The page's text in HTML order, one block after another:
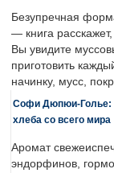
Безупречная
— книга
Вы увидите
приготовить
начинку, мусс,
Софи Дюпюи-Голье:
хлеба со всего мира
Аромат
эндорфинов,